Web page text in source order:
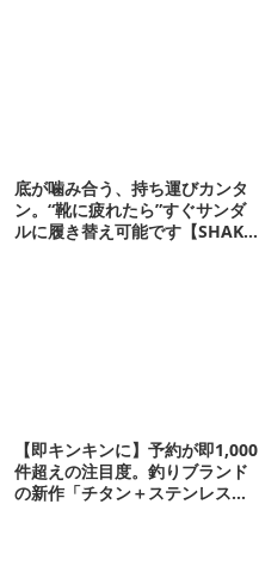
底が噛み合う、持ち運びカンタ
ン。“靴に疲れたら”すぐサンダ
ルに履き替え可能です【SHAKA
【即キンキンに】予約が即1,000
件超えの注目度。釣りブランド
の新作「チタン＋ステンレスの